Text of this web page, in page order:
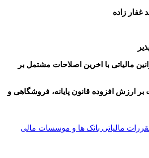
غفار زاده
مالیاتی با اخرین اصلاحات مشتمل بر
بر ارزش افزوده قانون پایانه، فروشگاهی و